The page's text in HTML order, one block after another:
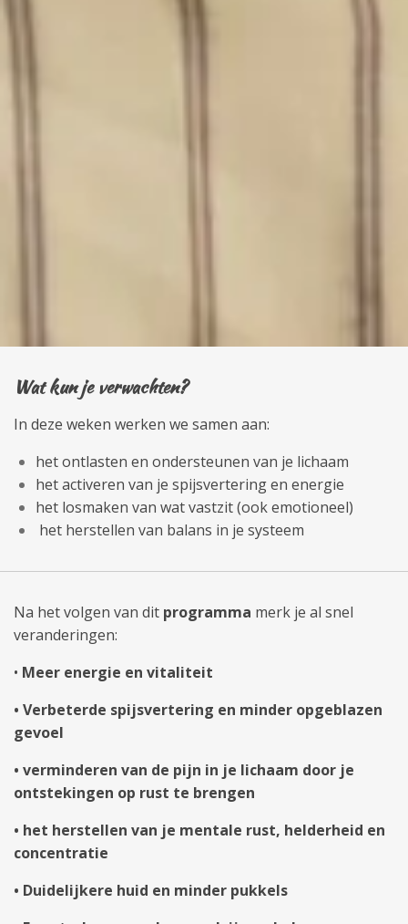
Wat kun je verwachten?
In deze weken werken we samen aan:
het ontlasten en ondersteunen van je lichaam
het activeren van je spijsvertering en energie
het losmaken van wat vastzit (ook emotioneel)
het herstellen van balans in je systeem
Na het volgen van dit programma merk je al snel
veranderingen:
• Meer energie en vitaliteit
• Verbeterde spijsvertering en minder opgeblazen
gevoel
• verminderen van de pijn in je lichaam door je
ontstekingen op rust te brengen
• het herstellen van je mentale rust, helderheid en
concentratie
• Duidelijkere huid en minder pukkels